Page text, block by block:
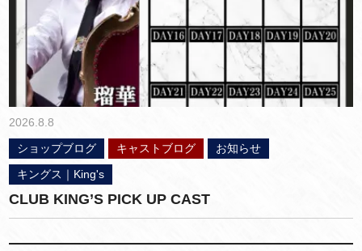
2026.8.8
ショップブログ
キャストブログ
お知らせ
キングス｜King's
CLUB KING’S PICK UP CAST